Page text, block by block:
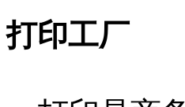
打印工厂